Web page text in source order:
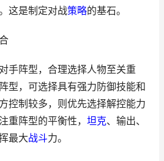
这是制定对战策略的基石。
手阵型，合理选择人物至关重
型，可选择具有强力防御技能和
控制较多，则优先选择解控能力
重阵型的平衡性， 坦克、输出、
最大战斗力。